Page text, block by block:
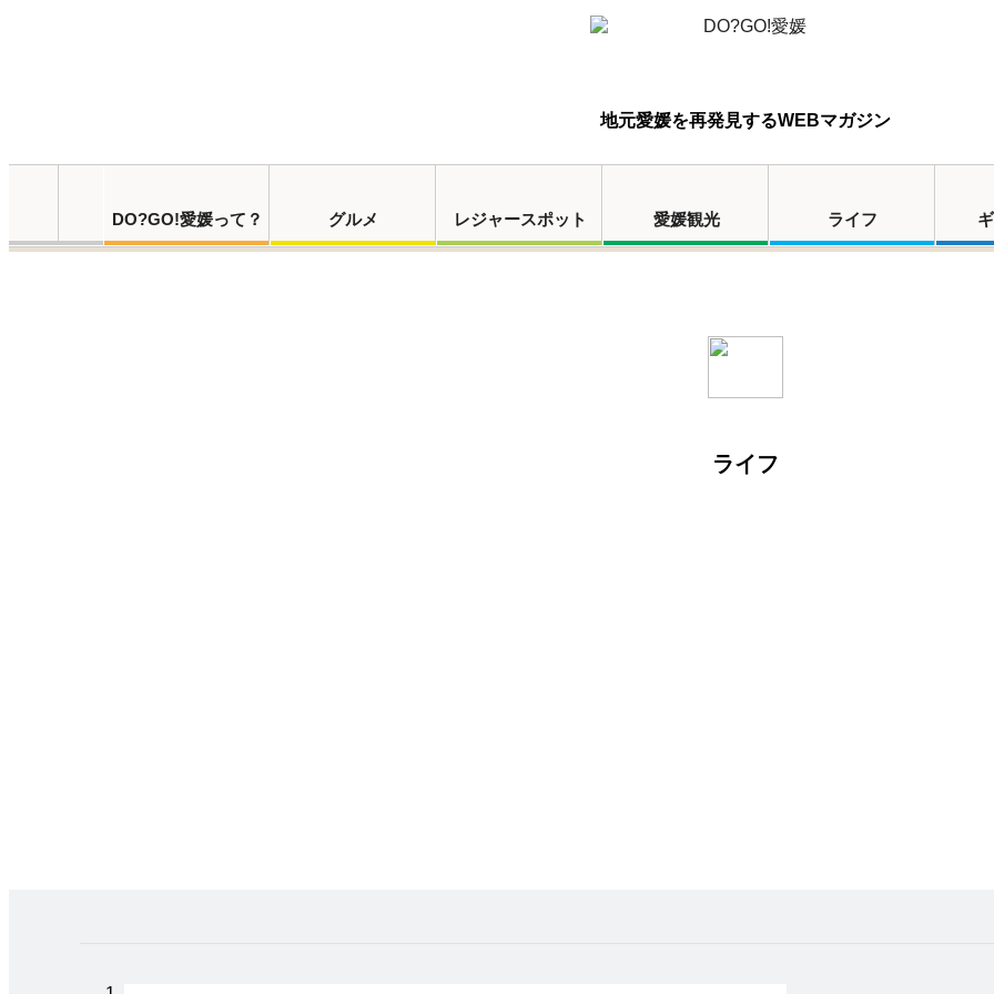
地元愛媛を再発見するWEBマガジン
DO?GO!愛媛って？ グルメ レジャースポット 愛媛観光 ライフ
ライフ